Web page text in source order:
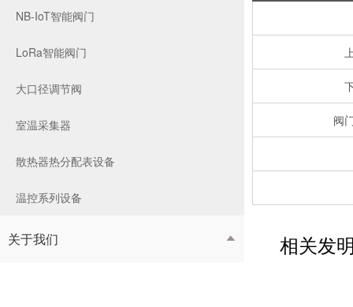
NB-IoT智能阀门
LoRa智能阀门
大口径调节阀
室温采集器
散热器热分配表设备
温控系列设备
关于我们 
阀
相关发